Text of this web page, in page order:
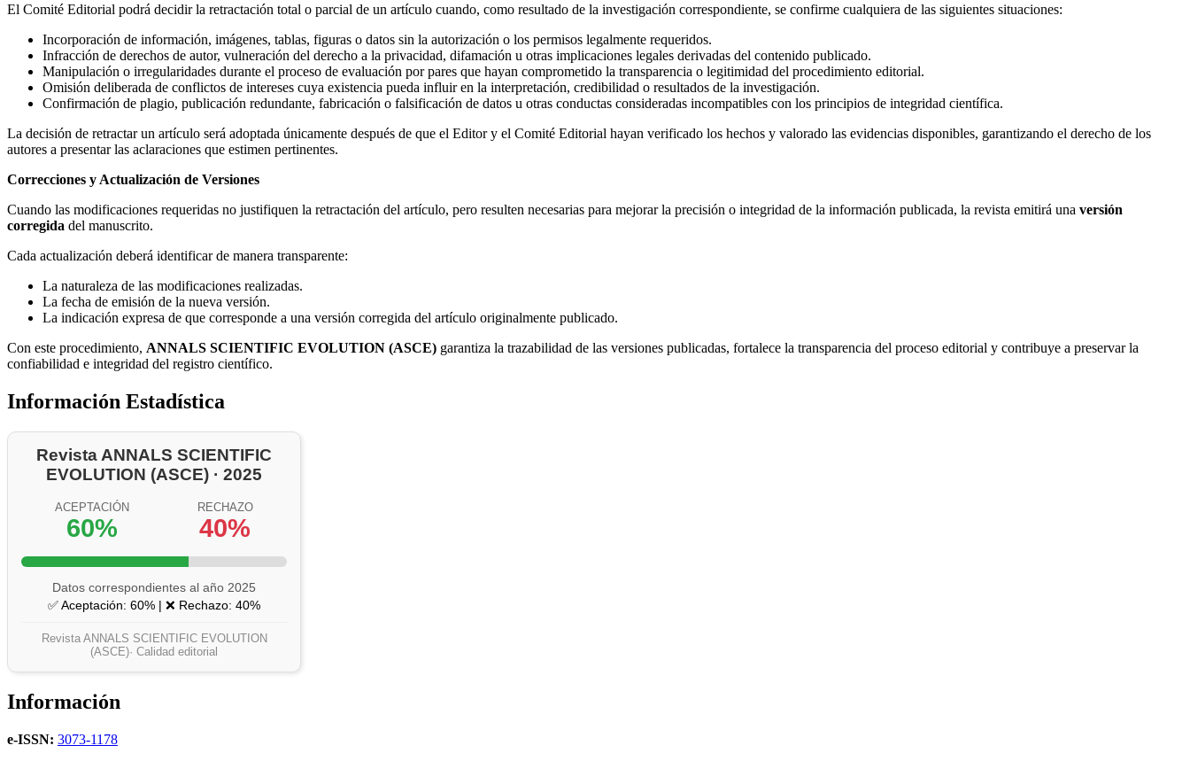
El Comité Editorial podrá decidir la retractación total o parcial de un artículo cuando, como resultado de la investigación correspondiente, se confirme cualquiera de las siguientes situaciones:
Incorporación de información, imágenes, tablas, figuras o datos sin la autorización o los permisos legalmente requeridos.
Infracción de derechos de autor, vulneración del derecho a la privacidad, difamación u otras implicaciones legales derivadas del contenido publicado.
Manipulación o irregularidades durante el proceso de evaluación por pares que hayan comprometido la transparencia o legitimidad del procedimiento editorial.
Omisión deliberada de conflictos de intereses cuya existencia pueda influir en la interpretación, credibilidad o resultados de la investigación.
Confirmación de plagio, publicación redundante, fabricación o falsificación de datos u otras conductas consideradas incompatibles con los principios de integridad científica.
La decisión de retractar un artículo será adoptada únicamente después de que el Editor y el Comité Editorial hayan verificado los hechos y valorado las evidencias disponibles, garantizando el derecho de los
autores a presentar las aclaraciones que estimen pertinentes.
Correcciones y Actualización de Versiones
Cuando las modificaciones requeridas no justifiquen la retractación del artículo, pero resulten necesarias para mejorar la precisión o integridad de la información publicada, la revista emitirá una versión
corregida del manuscrito.
Cada actualización deberá identificar de manera transparente:
La naturaleza de las modificaciones realizadas.
La fecha de emisión de la nueva versión.
La indicación expresa de que corresponde a una versión corregida del artículo originalmente publicado.
Con este procedimiento, ANNALS SCIENTIFIC EVOLUTION (ASCE) garantiza la trazabilidad de las versiones publicadas, fortalece la transparencia del proceso editorial y contribuye a preservar la
confiabilidad e integridad del registro científico.
Información Estadística
Revista ANNALS SCIENTIFIC
EVOLUTION (ASCE) · 2025
ACEPTACIÓN
60%
RECHAZO
40%
Datos correspondientes al año 2025
✅ Aceptación: 60% | ❌ Rechazo: 40%
Revista ANNALS SCIENTIFIC EVOLUTION
(ASCE)· Calidad editorial
Información
e-ISSN: 3073-1178